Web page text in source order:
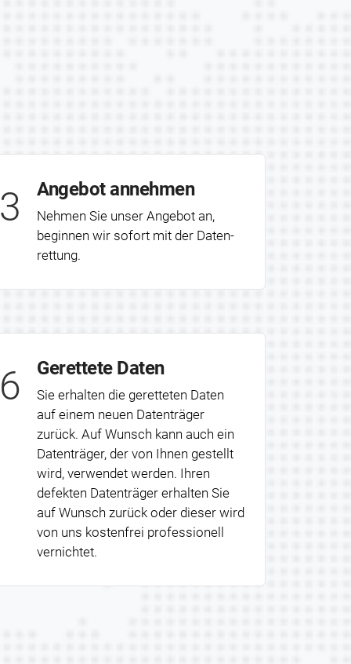
3 Angebot annehmen
Nehmen Sie unser Angebot an,
beginnen wir sofort mit der Daten­
rettung.
6 Gerettete Daten
Sie erhalten die geretteten Daten
auf einem neuen Datenträger
zurück. Auf Wunsch kann auch ein
Datenträger, der von Ihnen gestellt
wird, verwendet werden. Ihren
defekten Datenträger erhalten Sie
auf Wunsch zurück oder dieser wird
von uns kostenfrei professionell
vernichtet.